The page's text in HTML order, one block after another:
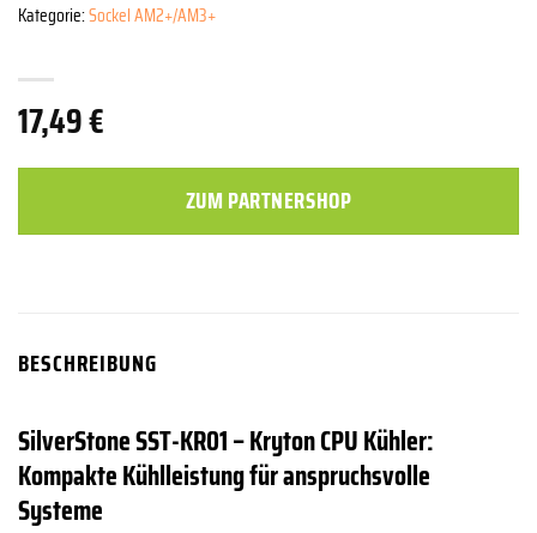
17,49€
ZUM PARTNERSHOP
Kategorie:Sockel AM2+/AM3+
BESCHREIBUNG
SilverStone SST-KR01 – Kryton CPU Kühler:
Kompakte Kühlleistung für anspruchsvolle
Systeme